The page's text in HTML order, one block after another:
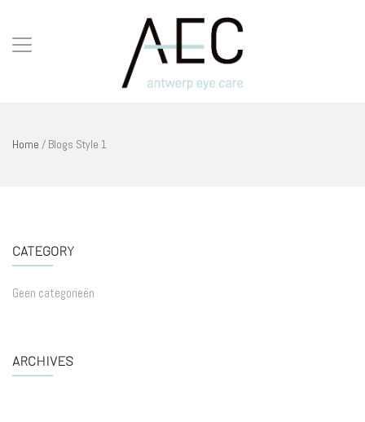
Home / Blogs Style 1
CATEGORY
Geen categorieën
ARCHIVES